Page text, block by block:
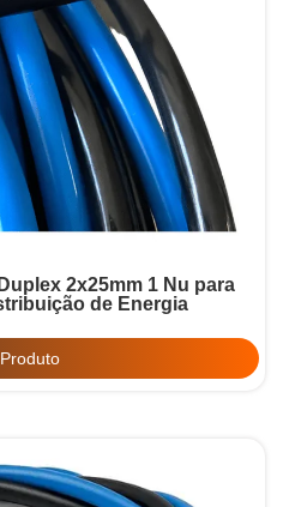
2x25mm 1 Nu para
de Energia